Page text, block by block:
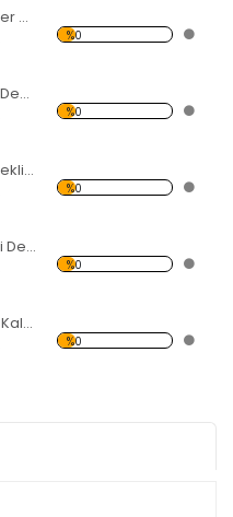
Yağlı Boya ve Daireler Dekoratif Ahşap Çerçeveli Ayna
%0
Boyalar ve Daireler Dekoratif Ahşap Çerçeveli Ayna
%0
Daire Kesimli ve Çiçekli Dekoratif Ahşap Çerçeveli Ayna
%0
Daire Kesimli Çiçekli Dekoratif Ahşap Çerçeveli Ayna
%0
Daire Kesimli Renkli Kalpler Dekoratif Ahşap Çerçeveli Ayna
%0